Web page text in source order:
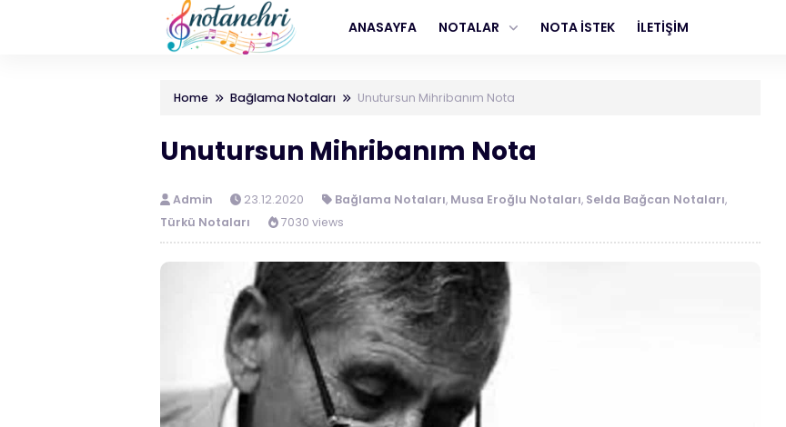
ANASAYFA NOTALAR NOTA İSTEK İLETİŞİM
Home Bağlama Notaları Unutursun Mihribanım Nota
Unutursun Mihribanım Nota
Admin 23.12.2020 Bağlama Notaları, Musa Eroğlu Notaları, Selda Bağcan Notaları,
Türkü Notaları
7030 views